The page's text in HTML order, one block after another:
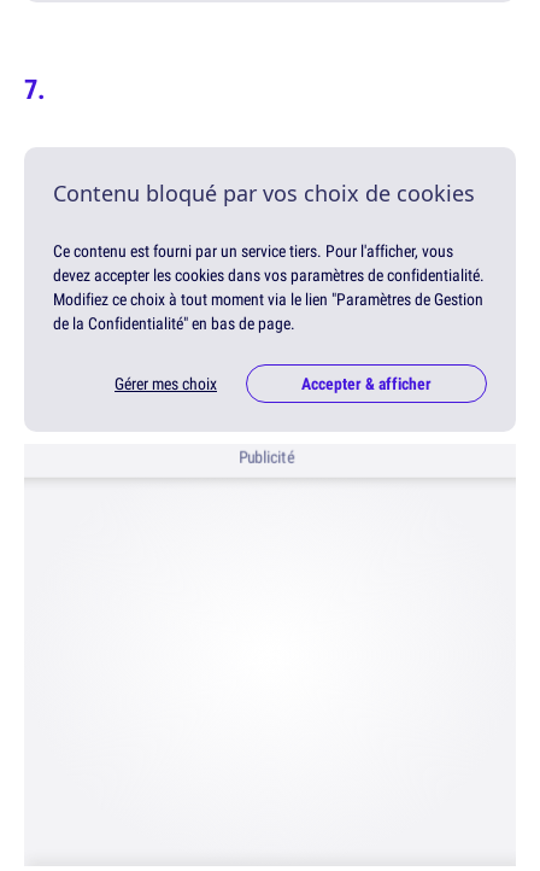
Contenu bloqué par vos choix de cookies
Ce contenu est fourni par un service tiers. Pour l'afficher, vous
devez accepter les cookies dans vos paramètres de confidentialité.
Modifiez ce choix à tout moment via le lien "Paramètres de Gestion
de la Confidentialité" en bas de page.
Gérer mes choix Accepter & afficher
Publicité